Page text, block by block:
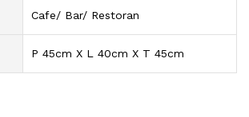
Cafe/ Bar/ Restoran
P 45cm X L 40cm X T 45cm